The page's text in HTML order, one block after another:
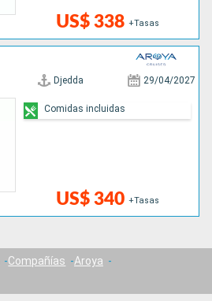
US$ 338 +Tasas
Djedda 29/04/2027
US$ 340 +Tasas
Comidas incluidas
Compañías
Aroya